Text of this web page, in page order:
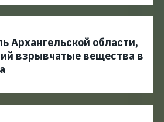
Архангельской области,
взрывчатые вещества в